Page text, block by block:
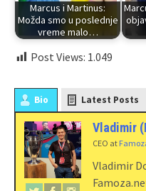
Marcus i Martinus:
Možda smo u poslednje
vreme malo…
Post Views: 1.049
Bio Latest Posts
Vladimir
CEO at
Vladimir